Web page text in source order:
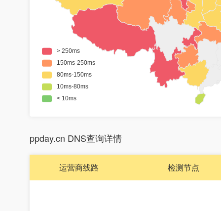
ppday.cn DNS查询详情
运营商线路 检测节点